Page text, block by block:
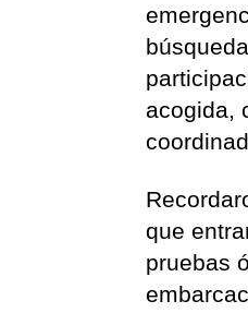
acogida,
que
pruebas